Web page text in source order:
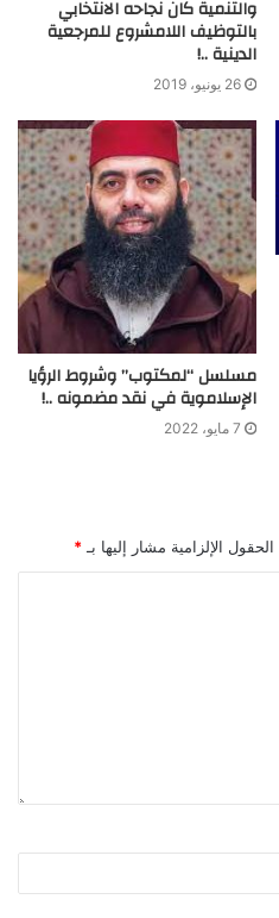
والتنمية كان نجاحه الانتخابي
بالتوظيف اللامشروع للمرجعية
الدينية ..!
26 يونيو، 2019
مسلسل “لمكتوب” وشروط الرؤيا
الإسلاموية في نقد مضمونه ..!
7 مايو، 2022
الحقول الإلزامية مشار إليها بـ *